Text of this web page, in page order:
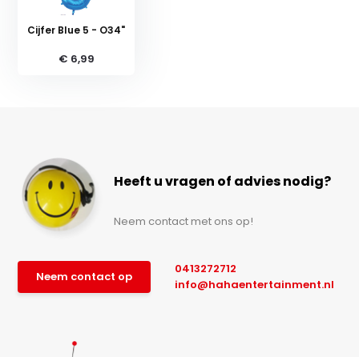
Cijfer Blue 5 - O34"
€ 6,99
Heeft u vragen of advies nodig?
Neem contact met ons op!
Neem contact op
0413272712
info@hahaentertainment.nl